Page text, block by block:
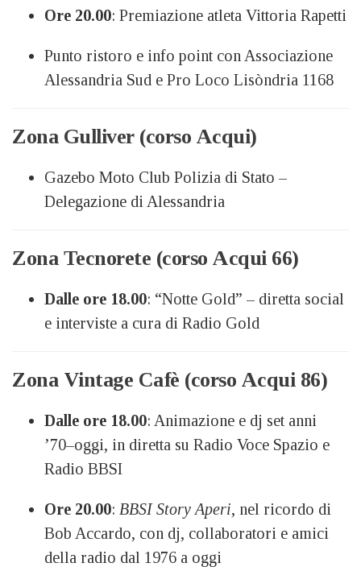
Ore 20.00: Premiazione atleta Vittoria Rapetti
Punto ristoro e info point con Associazione
Alessandria Sud e Pro Loco Lisòndria 1168
Zona Gulliver (corso Acqui)
Gazebo Moto Club Polizia di Stato –
Delegazione di Alessandria
Zona Tecnorete (corso Acqui 66)
Dalle ore 18.00: “Notte Gold” – diretta social
e interviste a cura di Radio Gold
Zona Vintage Cafè (corso Acqui 86)
Dalle ore 18.00: Animazione e dj set anni
’70–oggi, in diretta su Radio Voce Spazio e
Radio BBSI
Ore 20.00: BBSI Story Aperi, nel ricordo di
Bob Accardo, con dj, collaboratori e amici
della radio dal 1976 a oggi